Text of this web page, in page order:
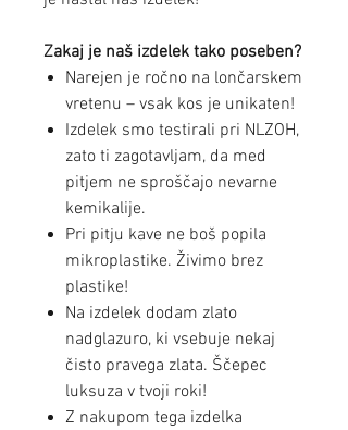
Zakaj je naš izdelek tako poseben?
Narejen je ročno na lončarskem
vretenu – vsak kos je unikaten!
Izdelek smo testirali pri NLZOH,
zato ti zagotavljam, da med
pitjem ne sproščajo nevarne
kemikalije.
Pri pitju kave ne boš popila
mikroplastike. Živimo brez
plastike!
Na izdelek dodam zlato
nadglazuro, ki vsebuje nekaj
čisto pravega zlata. Ščepec
luksuza v tvoji roki!
Z nakupom tega izdelka